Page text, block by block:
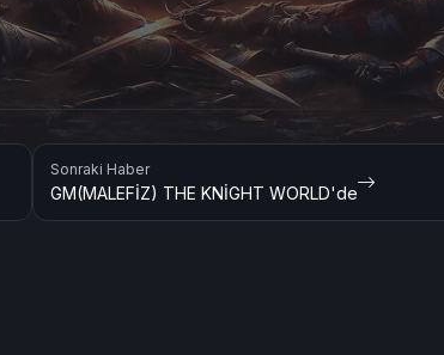
Sonraki Haber
GM(MALEFİZ) THE KNİGHT WORLD'de